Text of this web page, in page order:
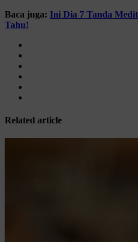
Baca juga: Ini Dia 7 Tanda
Tahu!
Related article